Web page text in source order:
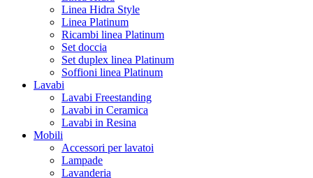
Linea Hidra Style
Linea Platinum
Ricambi linea Platinum
Set doccia
Set duplex linea Platinum
Soffioni linea Platinum
Lavabi
Lavabi Freestanding
Lavabi in Ceramica
Lavabi in Resina
Mobili
Accessori per lavatoi
Lampade
Lavanderia